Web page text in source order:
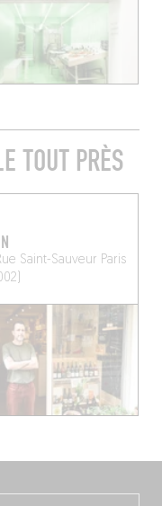
TOUT PRÈS
Saint-Sauveur Paris